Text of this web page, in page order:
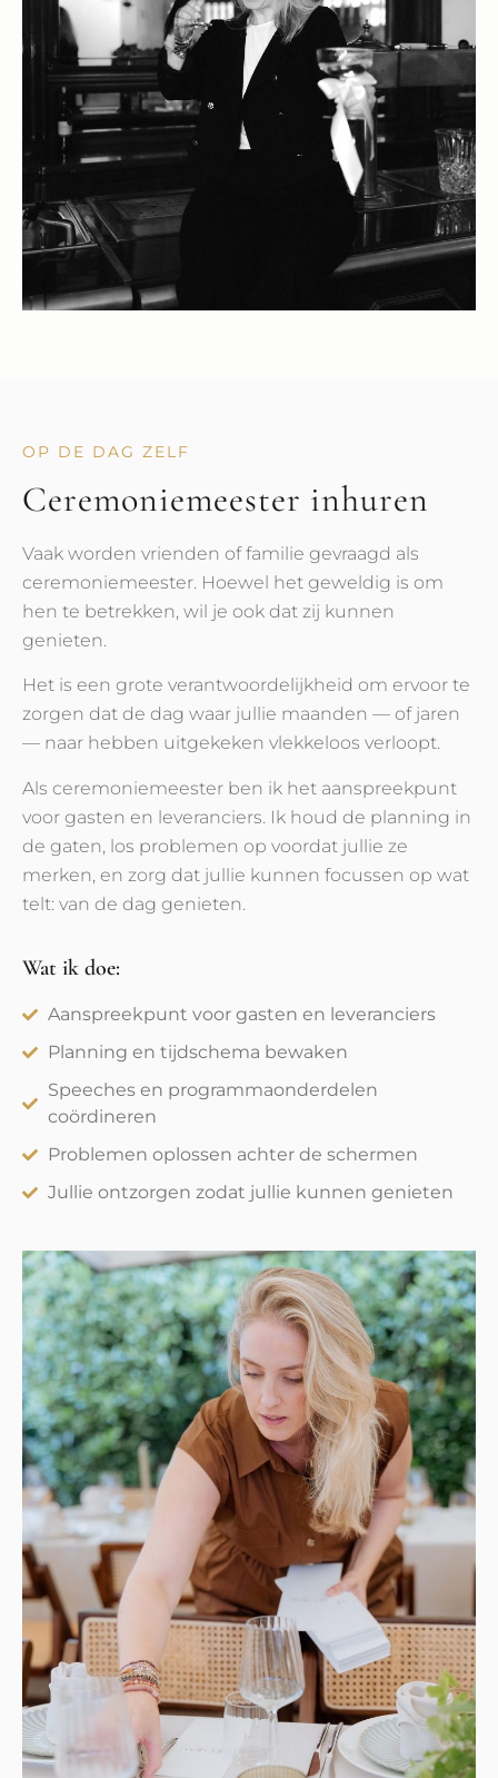
OP DE DAG ZELF
Ceremoniemeester inhuren
Vaak worden vrienden of familie gevraagd als
ceremoniemeester. Hoewel het geweldig is om
hen te betrekken, wil je ook dat zij kunnen
genieten.
Het is een grote verantwoordelijkheid om ervoor te
zorgen dat de dag waar jullie maanden — of jaren
— naar hebben uitgekeken vlekkeloos verloopt.
Als ceremoniemeester ben ik het aanspreekpunt
voor gasten en leveranciers. Ik houd de planning in
de gaten, los problemen op voordat jullie ze
merken, en zorg dat jullie kunnen focussen op wat
telt: van de dag genieten.
Wat ik doe:
Aanspreekpunt voor gasten en leveranciers
Planning en tijdschema bewaken
Speeches en programmaonderdelen
coördineren
Problemen oplossen achter de schermen
Jullie ontzorgen zodat jullie kunnen genieten